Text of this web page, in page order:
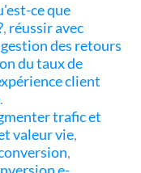
ce que
, réussir avec
gestion des retours
du taux de
client
.
trafic et
valeur vie